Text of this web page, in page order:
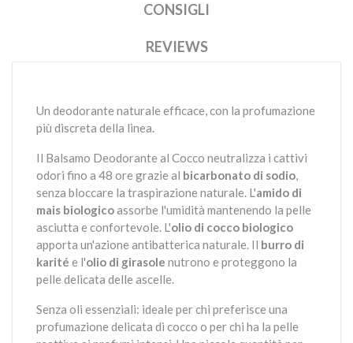
CONSIGLI
REVIEWS
Un deodorante naturale efficace, con la profumazione
più discreta della linea.
Il Balsamo Deodorante al Cocco neutralizza i cattivi
odori fino a 48 ore grazie al bicarbonato di sodio,
senza bloccare la traspirazione naturale. L'amido di
mais biologicoassorbe l'umidità mantenendo la pelle
asciutta e confortevole. L'olio di cocco biologico
apporta un'azione antibatterica naturale. Il burro di
karité e l'olio di girasole nutrono e proteggono la
pelle delicata delle ascelle.
Senza oli essenziali: ideale per chi preferisce una
profumazione delicata di cocco o per chi ha la pelle